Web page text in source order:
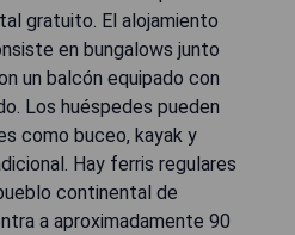
gratuito. El alojamiento
en bungalows junto
un balcón equipado con
Los huéspedes pueden
como buceo, kayak y
Hay ferris regulares
continental de
a aproximadamente 90